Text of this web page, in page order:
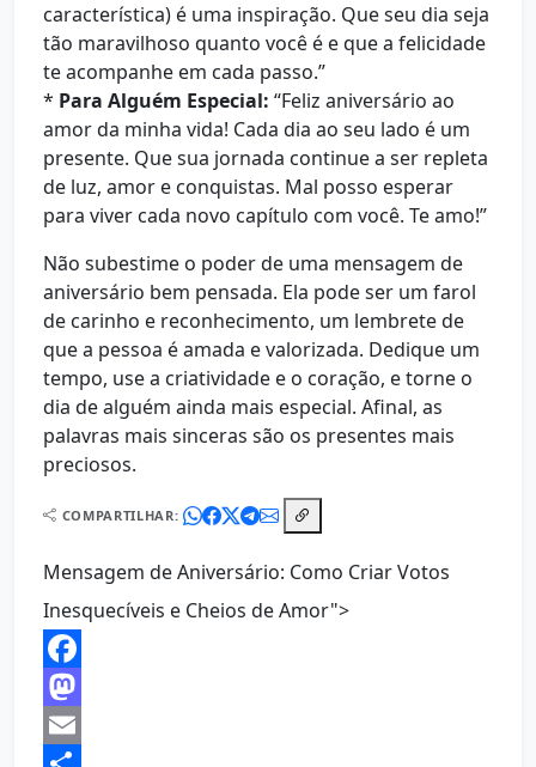
característica) é uma inspiração. Que seu dia seja
tão maravilhoso quanto você é e que a felicidade
te acompanhe em cada passo.”
* Para Alguém Especial: “Feliz aniversário ao
amor da minha vida! Cada dia ao seu lado é um
presente. Que sua jornada continue a ser repleta
de luz, amor e conquistas. Mal posso esperar
para viver cada novo capítulo com você. Te amo!”
Não subestime o poder de uma mensagem de
aniversário bem pensada. Ela pode ser um farol
de carinho e reconhecimento, um lembrete de
que a pessoa é amada e valorizada. Dedique um
tempo, use a criatividade e o coração, e torne o
dia de alguém ainda mais especial. Afinal, as
palavras mais sinceras são os presentes mais
preciosos.
COMPARTILHAR:
Mensagem de Aniversário: Como Criar Votos
Inesquecíveis e Cheios de Amor">
Facebook
Mastodon